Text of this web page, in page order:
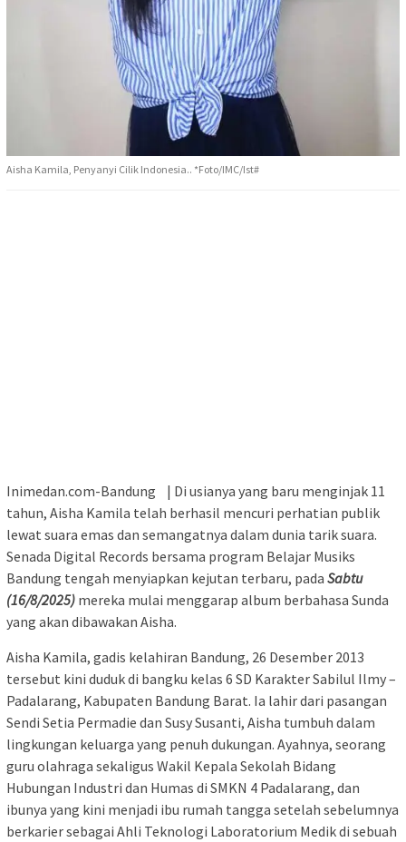
Aisha Kamila, Penyanyi Cilik Indonesia.. *Foto/IMC/Ist#
Inimedan.com-Bandung | Di usianya yang baru menginjak 11
tahun, Aisha Kamila telah berhasil mencuri perhatian publik
lewat suara emas dan semangatnya dalam dunia tarik suara.
Senada Digital Records bersama program Belajar Musiks
Bandung tengah menyiapkan kejutan terbaru, pada Sabtu
(16/8/2025) mereka mulai menggarap album berbahasa Sunda
yang akan dibawakan Aisha.
Aisha Kamila, gadis kelahiran Bandung, 26 Desember 2013
tersebut kini duduk di bangku kelas 6 SD Karakter Sabilul Ilmy –
Padalarang, Kabupaten Bandung Barat. Ia lahir dari pasangan
Sendi Setia Permadie dan Susy Susanti, Aisha tumbuh dalam
lingkungan keluarga yang penuh dukungan. Ayahnya, seorang
guru olahraga sekaligus Wakil Kepala Sekolah Bidang
Hubungan Industri dan Humas di SMKN 4 Padalarang, dan
ibunya yang kini menjadi ibu rumah tangga setelah sebelumnya
berkarier sebagai Ahli Teknologi Laboratorium Medik di sebuah